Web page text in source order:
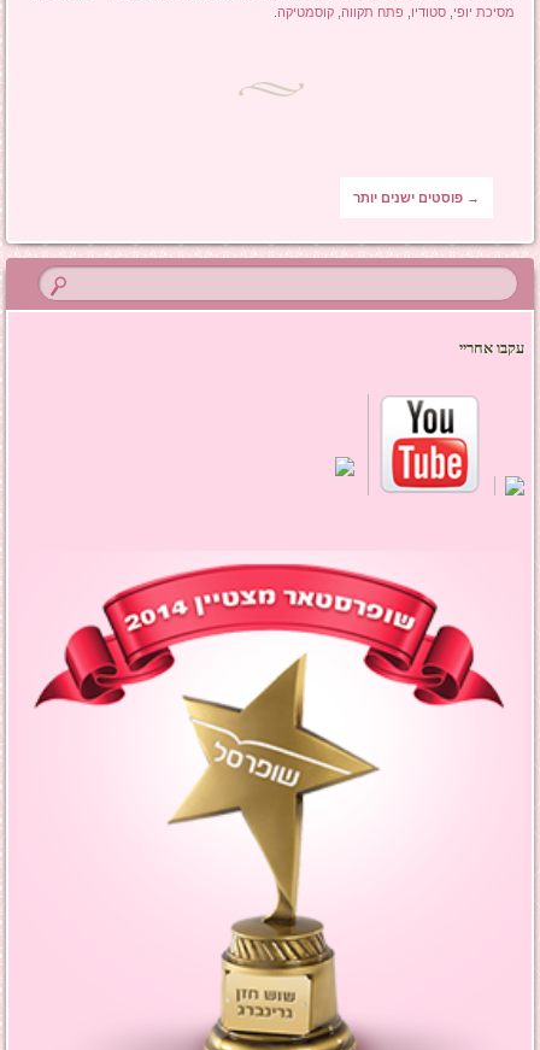
מסיכת יופי ,סטודיו פתח תקווה ,קוסמטיקה
ניווט בפוסטים
→ פוסטים ישנים יותר
עקבו אחריי